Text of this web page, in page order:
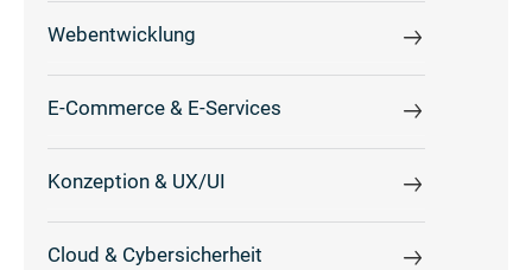
Webentwicklung
E-Commerce & E-Services
Konzeption & UX/UI
Cloud & Cybersicherheit